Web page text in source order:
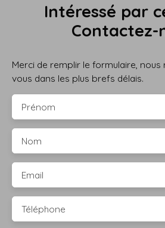
Intéressé par
Contactez-
Merci de remplir le formulaire,
vous dans les plus brefs délais.
Prénom
Nom
Email
Téléphone